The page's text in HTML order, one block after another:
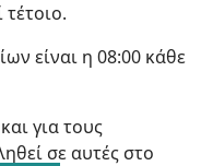
είναι η 08:00 κάθε
για τους
σε αυτές στο